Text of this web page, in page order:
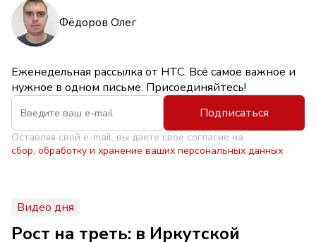
Фёдоров Олег
Еженедельная рассылка от НТС. Всё самое важное и
нужное в одном письме. Присоединяйтесь!
Подписаться
Оставляя свой e-mail, вы даете свое согласие на
сбор, обработку и хранение ваших персональных данных
Видео дня
Рост на треть: в Иркутской